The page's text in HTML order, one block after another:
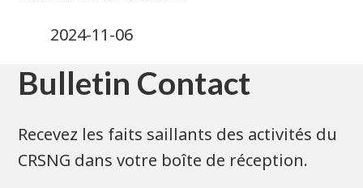
2024-11-06
Bulletin Contact
Recevez les faits saillants des activités du
CRSNG dans votre boîte de réception.